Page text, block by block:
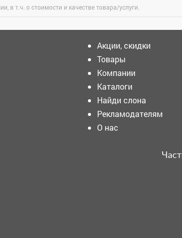
в т.ч. о стоимости и качестве товара/услуги.
Акции, скидки
Товары
Компании
Каталоги
Найди слона
Рекламодателям
О нас